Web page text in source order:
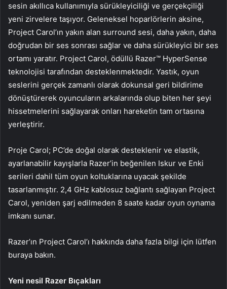
sesin akıllıca kullanımıyla sürükleyiciliği ve gerçekçiliği
yeni zirvelere taşıyor. Geleneksel hoparlörlerin aksine,
Project Carol’ın yakın alan surround sesi, daha yakın, daha
doğrudan bir ses sonrası sağlar ve daha sürükleyici bir ses
ortamı yaratır. Project Carol, ödüllü Razer™ HyperSense
teknolojisi tarafından desteklenmektedir. Yastık, oyun
seslerini gerçek zamanlı olarak dokunsal geri bildirime
dönüştürerek oyuncuların arkalarında olup biten her şeyi
hissetmelerini sağlayarak onları hareketin tam ortasına
yerleştirir.
Proje Carol; PC’de doğal olarak desteklenir ve elastik,
ayarlanabilir kayışlarla Razer’in beğenilen Iskur ve Enki
serileri dahil tüm oyun koltuklarına uyacak şekilde
tasarlanmıştır. 2,4 GHz kablosuz bağlantı sağlayan Project
Carol, yeniden şarj edilmeden 8 saate kadar oyun oynama
imkanı sunar.
Razer’ın Project Carol’ı hakkında daha fazla bilgi için lütfen
buraya bakın.
Yeni nesil Razer Bıçakları